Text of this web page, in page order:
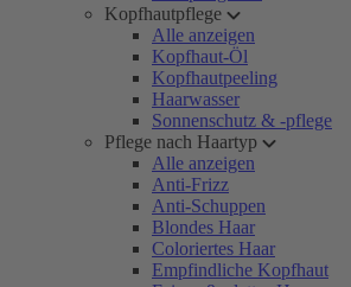
Kopfhautpflege
Alle anzeigen
Kopfhaut-Öl
Kopfhautpeeling
Haarwasser
Sonnenschutz & -pflege
Pflege nach Haartyp
Alle anzeigen
Anti-Frizz
Anti-Schuppen
Blondes Haar
Coloriertes Haar
Empfindliche Kopfhaut